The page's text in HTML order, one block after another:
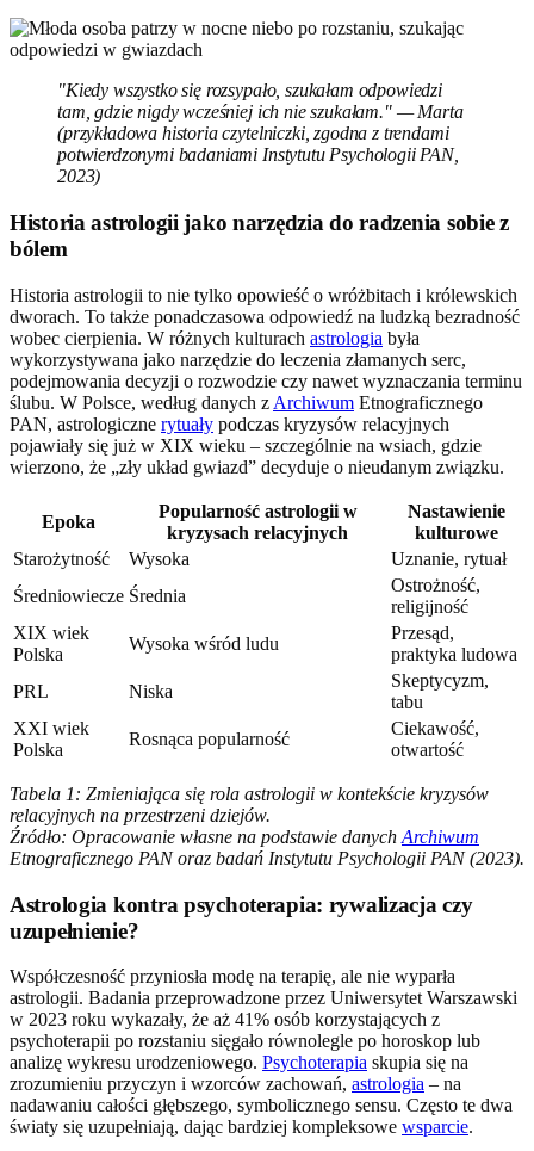
"Kiedy wszystko się rozsypało, szukałam odpowiedzi
tam, gdzie nigdy wcześniej ich nie szukałam." — Marta
(przykładowa historia czytelniczki, zgodna z trendami
potwierdzonymi badaniami Instytutu Psychologii PAN,
2023)
Historia astrologii jako narzędzia do radzenia sobie z
bólem
Historia astrologii to nie tylko opowieść o wróżbitach i królewskich
dworach. To także ponadczasowa odpowiedź na ludzką bezradność
wobec cierpienia. W różnych kulturach astrologia była
wykorzystywana jako narzędzie do leczenia złamanych serc,
podejmowania decyzji o rozwodzie czy nawet wyznaczania terminu
ślubu. W Polsce, według danych z Archiwum Etnograficznego
PAN, astrologiczne rytuały podczas kryzysów relacyjnych
pojawiały się już w XIX wieku – szczególnie na wsiach, gdzie
wierzono, że „zły układ gwiazd” decyduje o nieudanym związku.
Epoka
Popularność astrologii w
kryzysach relacyjnych
Nastawienie
kulturowe
Starożytność
Wysoka
Uznanie, rytuał
Średniowiecze Średnia
Ostrożność,
religijność
XIX wiek
Polska
Wysoka wśród ludu
Przesąd,
praktyka ludowa
PRL
Niska
Skeptycyzm,
tabu
XXI wiek
Polska
Rosnąca popularność
Ciekawość,
otwartość
Tabela 1: Zmieniająca się rola astrologii w kontekście kryzysów
relacyjnych na przestrzeni dziejów.
Źródło: Opracowanie własne na podstawie danych Archiwum
Etnograficznego PAN oraz badań Instytutu Psychologii PAN (2023).
Astrologia kontra psychoterapia: rywalizacja czy
uzupełnienie?
Współczesność przyniosła modę na terapię, ale nie wyparła
astrologii. Badania przeprowadzone przez Uniwersytet Warszawski
w 2023 roku wykazały, że aż 41% osób korzystających z
psychoterapii po rozstaniu sięgało równolegle po horoskop lub
analizę wykresu urodzeniowego. Psychoterapia skupia się na
zrozumieniu przyczyn i wzorców zachowań, astrologia – na
nadawaniu całości głębszego, symbolicznego sensu. Często te dwa
światy się uzupełniają, dając bardziej kompleksowe wsparcie.